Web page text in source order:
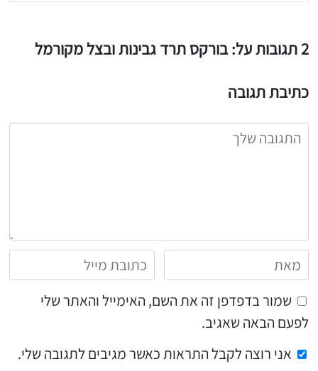
2 תגובות על: בורקס תרד גבינות ובצל מקורמל
כתיבת תגובה
שמור בדפדפן זה את השם, האימייל והאתר שלי
לפעם הבאה שאגיב.
אני רוצה לקבל התראות כאשר מגיבים לתגובה שלי.